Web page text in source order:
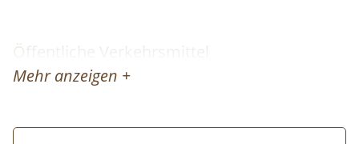
Öffentliche Verkehrsmittel
Österreiche Bundesbahn:
Mehr anzeigen +